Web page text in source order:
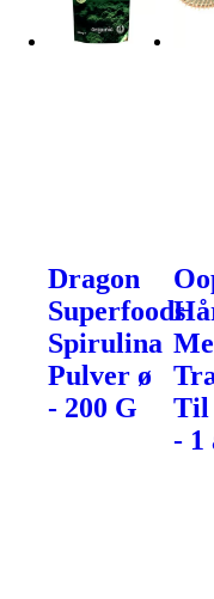
Dragon
Superfoods
Spirulina
Pulver ø
- 200 G
Til
- 1